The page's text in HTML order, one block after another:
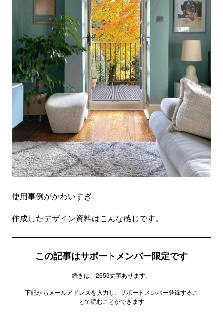
使用事例がかわいすぎ
作成したデザイン資料はこんな感じです。
この記事はサポートメンバー限定です
続きは、2653文字あります。
下記からメールアドレスを入力し、サポートメンバー登録するこ
とで読むことができます